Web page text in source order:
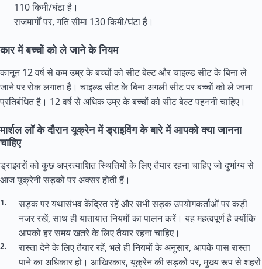
110 किमी/घंटा है।
राजमार्गों पर, गति सीमा 130 किमी/घंटा है।
कार में बच्चों को ले जाने के नियम
कानून 12 वर्ष से कम उम्र के बच्चों को सीट बेल्ट और चाइल्ड सीट के बिना ले
जाने पर रोक लगाता है। चाइल्ड सीट के बिना अगली सीट पर बच्चों को ले जाना
प्रतिबंधित है। 12 वर्ष से अधिक उम्र के बच्चों को सीट बेल्ट पहननी चाहिए।
मार्शल लॉ के दौरान यूक्रेन में ड्राइविंग के बारे में आपको क्या जानना
चाहिए
ड्राइवरों को कुछ अप्रत्याशित स्थितियों के लिए तैयार रहना चाहिए जो दुर्भाग्य से
आज यूक्रेनी सड़कों पर अक्सर होती हैं।
सड़क पर यथासंभव केंद्रित रहें और सभी सड़क उपयोगकर्ताओं पर कड़ी
नजर रखें, साथ ही यातायात नियमों का पालन करें। यह महत्वपूर्ण है क्योंकि
आपको हर समय खतरे के लिए तैयार रहना चाहिए।
रास्ता देने के लिए तैयार रहें, भले ही नियमों के अनुसार, आपके पास रास्ता
पाने का अधिकार हो। आखिरकार, यूक्रेन की सड़कों पर, मुख्य रूप से शहरों